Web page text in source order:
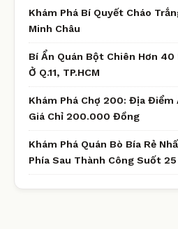
Khám Phá Bí Quyết Cháo
Minh Châu
Bí Ẩn Quán Bột Chiên Hơn 40
Ở Q.11, TP.HCM
Khám Phá Chợ 200: Địa Điểm
Giá Chỉ 200.000 Đồng
Khám Phá Quán Bò Bía Rẻ
Phía Sau Thành Công Suốt 25